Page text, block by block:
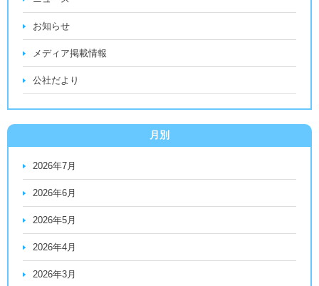
お知らせ
メディア掲載情報
公社だより
月別
2026年7月
2026年6月
2026年5月
2026年4月
2026年3月